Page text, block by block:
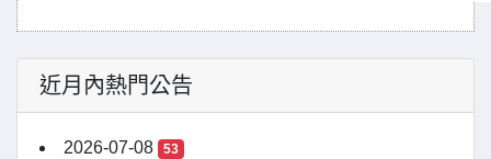
近月內熱門公告
2026-07-08 53